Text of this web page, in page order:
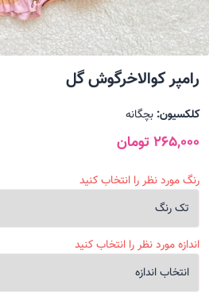
رامپر کوالاخرگوش گل
کلکسیون: بچگانه
265,000 تومان
رنگ مورد نظر را انتخاب کنید
اندازه مورد نظر را انتخاب کنید